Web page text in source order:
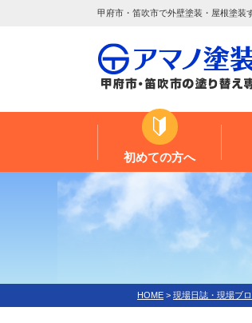
甲府市・笛吹市で外壁塗装・屋根塗装
初めての方へ
HOME > 現場日誌・現場ブ